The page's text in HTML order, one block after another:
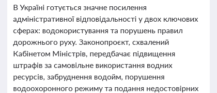
В Україні готується значне посилення
адміністративної відповідальності у двох ключових
сферах: водокористування та порушень правил
дорожнього руху. Законопроєкт, схвалений
Кабінетом Міністрів, передбачає підвищення
штрафів за самовільне використання водних
ресурсів, забруднення водойм, порушення
водоохоронного режиму та подання недостовірних